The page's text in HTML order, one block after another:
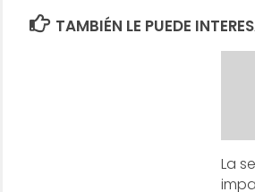
TAMBIÉN LE PUEDE
La